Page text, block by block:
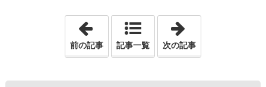
「11/8(土)は奥出雲町の蔵市にてペレッ
前の記事 記事一覧 次の記事